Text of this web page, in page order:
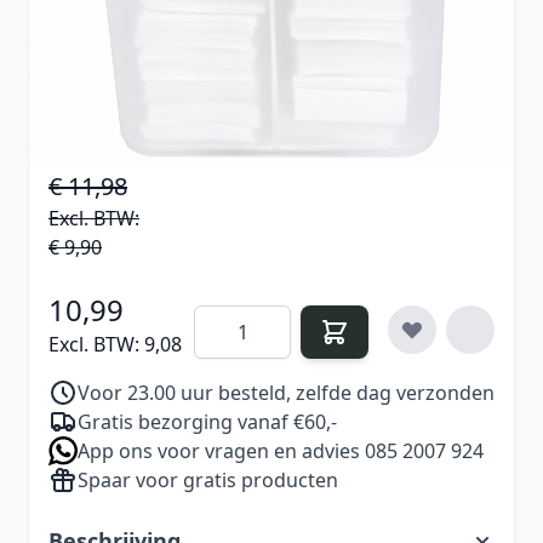
georganiseerde werkplek, terwijl de
celstofdeppers ideaal zijn voor diverse
nagelbehandelingen en het reinigen van de
€ 11,98
Excl. BTW:
€ 9,90
10,99
Excl. BTW: 9,08
Aantal
Voor 23.00 uur besteld, zelfde dag verzonden
Gratis bezorging vanaf €60,-
App ons voor vragen en advies 085 2007 924
Spaar voor gratis producten